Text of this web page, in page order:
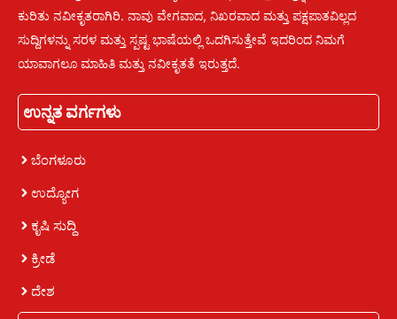
ಕುರಿತು ನವೀಕೃತರಾಗಿರಿ. ನಾವು ವೇಗವಾದ, ನಿಖರವಾದ ಮತ್ತು ಪಕ್ಷಪಾತವಿಲ್ಲದ
ಸುದ್ದಿಗಳನ್ನು ಸರಳ ಮತ್ತು ಸ್ಪಷ್ಟ ಭಾಷೆಯಲ್ಲಿ ಒದಗಿಸುತ್ತೇವೆ ಇದರಿಂದ ನಿಮಗೆ
ಯಾವಾಗಲೂ ಮಾಹಿತಿ ಮತ್ತು ನವೀಕೃತತೆ ಇರುತ್ತದೆ.
ಉನ್ನತ ವರ್ಗಗಳು
ಬೆಂಗಳೂರು
ಉದ್ಯೋಗ
ಕೃಷಿ ಸುದ್ದಿ
ಕ್ರೀಡೆ
ದೇಶ